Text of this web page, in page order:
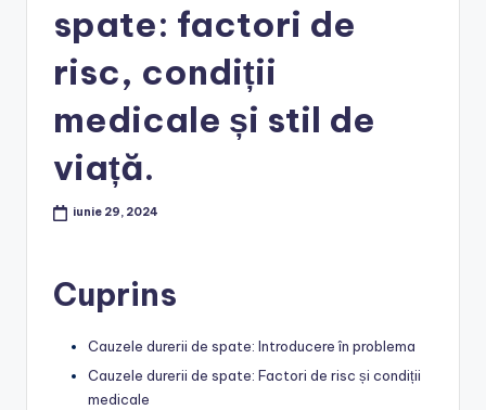
spate: factori de
risc, condiții
medicale și stil de
viață.
iunie 29, 2024
Cuprins
Cauzele durerii de spate: Introducere în problema
Cauzele durerii de spate: Factori de risc și condiții
medicale